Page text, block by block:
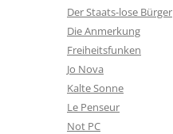
Der Staats-lose Bürger
Die Anmerkung
Freiheitsfunken
Jo Nova
Kalte Sonne
Le Penseur
Not PC